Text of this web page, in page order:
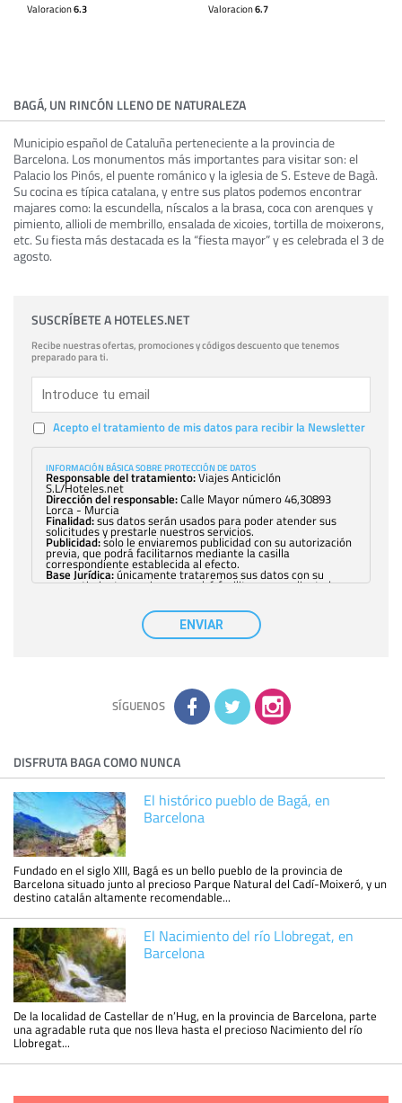
Valoracion6.3
Valoracion6.7
BAGÁ, UN RINCÓN LLENO DE NATURALEZA
Municipio español de Cataluña perteneciente a la provincia de
Barcelona. Los monumentos más importantes para visitar son: el
Palacio los Pinós, el puente románico y la iglesia de S. Esteve de Bagà.
Su cocina es típica catalana, y entre sus platos podemos encontrar
majares como: la escundella, níscalos a la brasa, coca con arenques y
pimiento, allioli de membrillo, ensalada de xicoies, tortilla de moixerons,
etc. Su fiesta más destacada es la “fiesta mayor” y es celebrada el 3 de
agosto.
SUSCRÍBETE A HOTELES.NET
Recibe nuestras ofertas, promociones y códigos descuento que tenemos
preparado para ti.
Acepto el tratamiento de mis datos para recibir la Newsletter
INFORMACIÓN BÁSICA SOBRE PROTECCIÓN DE DATOS
Responsable del tratamiento:Viajes Anticiclón
S.L/Hoteles.net
Dirección del responsable:Calle Mayor número 46,30893
Lorca - Murcia
Finalidad:sus datos serán usados para poder atender sus
solicitudes y prestarle nuestros servicios.
Publicidad:solo le enviaremos publicidad con su autorización
previa, que podrá facilitarnos mediante la casilla
correspondiente establecida al efecto.
Base Jurídica:únicamente trataremos sus datos con su
consentimiento previo, que podrá facilitarnos mediante la
con carácter general, sólo el personal de
nuestra entidad que esté debidamente autorizado podrá
tener conocimiento de la información que le pedimos. No se
comunicarán datos a terceros.
adicional y detallada sobre cómo tratamos sus datos en la
política de privacidad
ENVIAR
SÍGUENOS
DISFRUTA BAGA COMO NUNCA
El histórico pueblo de Bagá, en
Barcelona
Fundado en el siglo XIII, Bagá es un bello pueblo de la provincia de
Barcelona situado junto al precioso Parque Natural del Cadí-Moixeró, y un
destino catalán altamente recomendable...
El Nacimiento del río Llobregat, en
Barcelona
De la localidad de Castellar de n’Hug, en la provincia de Barcelona, parte
una agradable ruta que nos lleva hasta el precioso Nacimiento del río
Llobregat...